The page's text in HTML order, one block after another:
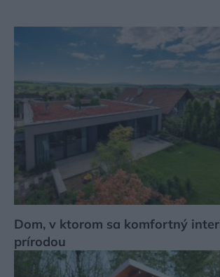
Dom, v ktorom sa komfortný
prírodou